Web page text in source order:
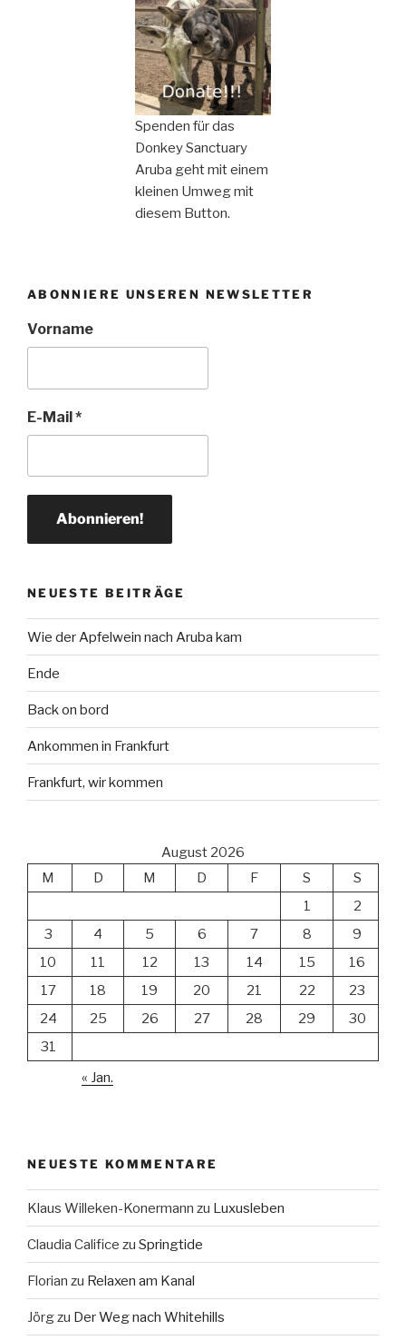
Spenden für das
Donkey Sanctuary
Aruba geht mit einem
kleinen Umweg mit
diesem Button.
ABONNIERE UNSEREN NEWSLETTER
Vorname
E-Mail*
NEUESTE BEITRÄGE
Wie der Apfelwein nach Aruba kam
Ende
Back on bord
Ankommen in Frankfurt
Frankfurt, wir kommen
August 2026
M
D M D F S
S
1
2
3
4 5 6 7 8
9
10
11 12 13 14 15
16
17
18 19 20 21 22
23
24
25 26 27 28 29
30
31
« Jan.
NEUESTE KOMMENTARE
Klaus Willeken-Konermann zu Luxusleben
Claudia Califice zu Springtide
Florian zu Relaxen am Kanal
Jörgzu Der Weg nach Whitehills